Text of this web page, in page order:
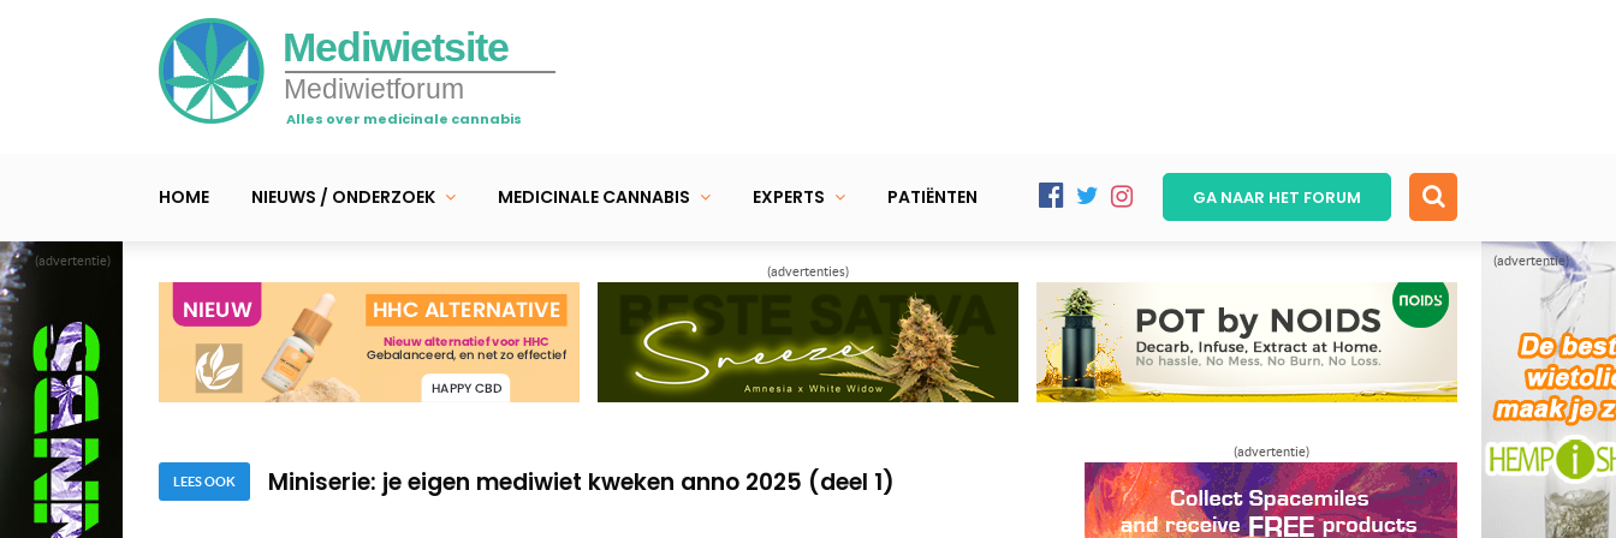
(advertentie) (advertentie)
Mediwietsite
Mediwietforum
Alles over medicinale cannabis
HOME NIEUWS / ONDERZOEK MEDICINALE CANNABIS EXPERTS PATIËNTEN GA NAAR HET FORUM
(advertenties)
LEES OOK
Video > 10 dingen die ik graag had geweten voordat ik mijn eigen
wiet ging kweken
Miniserie: je eigen mediwiet kweken anno 2025 (deel 2)
Video > 10 dingen die ik graag had geweten voordat ik mijn eigen
(advertentie)